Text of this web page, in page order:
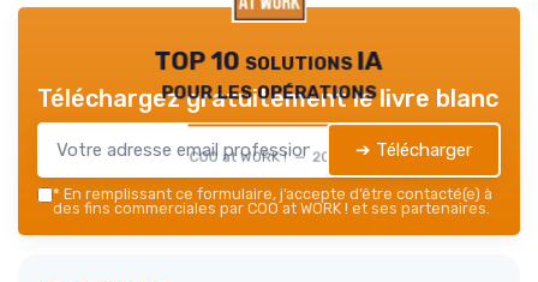
TOP 10 solutions IA
pour les opérations
COO at WORK ! — 2026
Téléchargez gratuitement le livre blanc
➔ Télécharger
* En remplissant ce formulaire, j’accepte d’être contacté(e) à
des fins commerciales par COO at WORK ! et ses partenaires.